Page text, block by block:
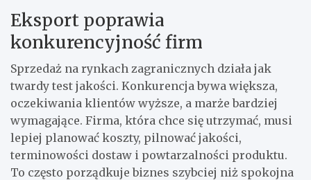
Eksport poprawia
konkurencyjność firm
Sprzedaż na rynkach zagranicznych działa jak
twardy test jakości. Konkurencja bywa większa,
oczekiwania klientów wyższe, a marże bardziej
wymagające. Firma, która chce się utrzymać, musi
lepiej planować koszty, pilnować jakości,
terminowości dostaw i powtarzalności produktu.
To często porządkuje biznes szybciej niż spokojna